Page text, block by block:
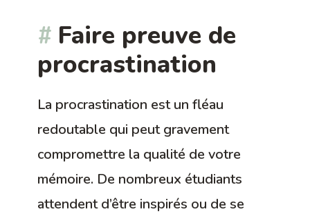
Faire preuve de
procrastination
La procrastination est un fléau
redoutable qui peut gravement
compromettre la qualité de votre
mémoire. De nombreux étudiants
attendent d’être inspirés ou de se